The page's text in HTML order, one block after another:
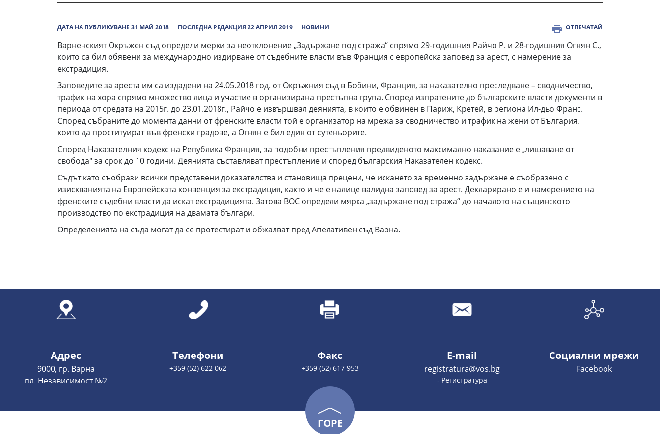
ДАТА НА ПУБЛИКУВАНЕ 31 МАЙ 2018 ПОСЛЕДНА РЕДАКЦИЯ 22 АПРИЛ 2019 НОВИНИ ОТПЕЧАТАЙ
Варненският Окръжен съд определи мерки за неотклонение „Задържане под стража“ спрямо 29-годишния Райчо Р. и 28-годишния Огнян С.,
които са бил обявени за международно издирване от съдебните власти във Франция с европейска заповед за арест, с намерение за
екстрадиция.
Заповедите за ареста им са издадени на 24.05.2018 год. от Окръжния съд в Бобини, Франция, за наказателно преследване – сводничество,
трафик на хора спрямо множество лица и участие в организирана престъпна група. Според изпратените до българските власти документи в
периода от средата на 2015г. до 23.01.2018г., Райчо е извършвал деянията, в които е обвинен в Париж, Кретей, в региона Ил-дьо Франс.
Според събраните до момента данни от френските власти той е организатор на мрежа за сводничество и трафик на жени от България,
които да проституират във френски градове, а Огнян е бил един от сутеньорите.
Според Наказателния кодекс на Република Франция, за подобни престъпления предвиденото максимално наказание е „лишаване от
свобода" за срок до 10 години. Деянията съставляват престъпление и според българския Наказателен кодекс.
Съдът като съобрази всички представени доказателства и становища прецени, че искането за временно задържане е съобразено с
изискванията на Европейската конвенция за екстрадиция, както и че е налице валидна заповед за арест. Декларирано е и намерението на
френските съдебни власти да искат екстрадицията. Затова ВОС определи мярка „задържане под стража“ до началото на същинското
производство по екстрадиция на двамата българи.
Определенията на съда могат да се протестират и обжалват пред Апелативен съд Варна.
Адрес
9000, гр. Варна
пл. Независимост №2
Телефони
+359 (52) 622 062
Факс
+359 (52) 617 953
E-mail
registratura@vos.bg
- Регистратура
Социални мрежи
Facebook
ГОРЕ